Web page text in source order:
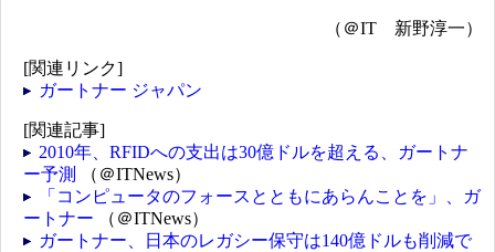
（＠IT 新野淳一）
[関連リンク]
ガートナー ジャパン
[関連記事]
2010年、RFIDへの支出は30億ドルを超える、ガートナ
ー予測
（＠ITNews）
「コンピュータのフォースとともにあらんことを」、ガ
ートナー （＠ITNews）
ガートナー、日本のレガシー保守は140億ドルも削減で